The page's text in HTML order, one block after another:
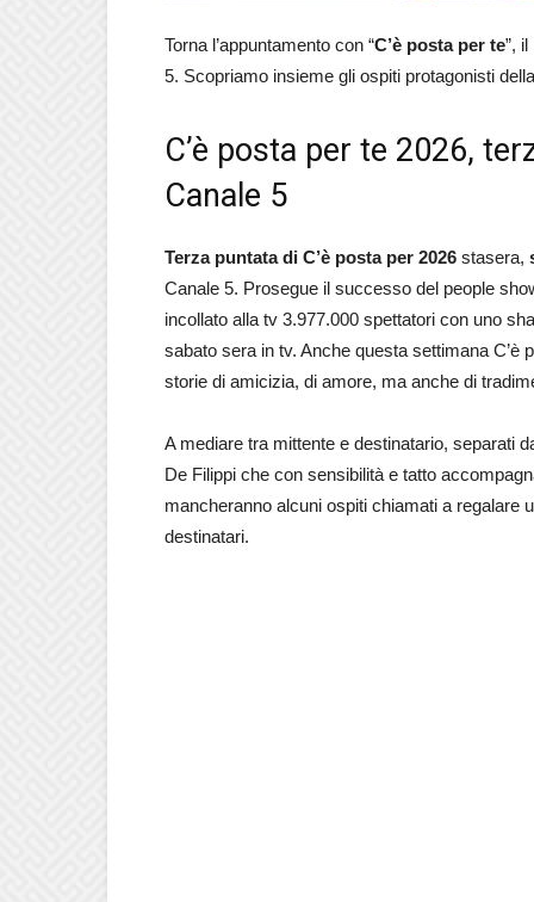
Torna l’appuntamento con “C’è posta per te”,
5. Scopriamo insieme gli ospiti protagonisti
C’è posta per te 2026,
Canale 5
Terza puntata di C’è posta per 2026 stasera,
Canale 5. Prosegue il successo del people
incollato alla tv 3.977.000 spettatori con uno
sabato sera in tv. Anche questa settimana
storie di amicizia, di amore, ma anche di
A mediare tra mittente e destinatario, separati
De Filippi che con sensibilità e tatto
mancheranno alcuni ospiti chiamati a regalare
destinatari.